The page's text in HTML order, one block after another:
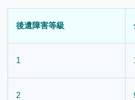
後遺障害等級
1
2